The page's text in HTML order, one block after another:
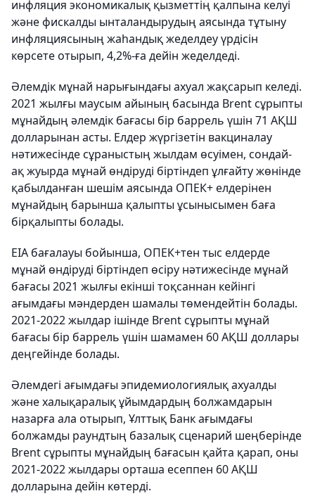
инфляция экономикалық қызметтің қалпына келуі
және фискалды ынталандырудың аясында тұтыну
инфляциясының жаһандық жеделдеу үрдісін
көрсете отырып, 4,2%-ға дейін жеделдеді.
Әлемдік мұнай нарығындағы ахуал жақсарып келеді.
2021 жылғы маусым айының басында Brent сұрыпты
мұнайдың әлемдік бағасы бір баррель үшін 71 АҚШ
долларынан асты. Елдер жүргізетін вакциналау
нәтижесінде сұраныстың жылдам өсуімен, сондай-
ақ жуырда мұнай өндіруді біртіндеп ұлғайту жөнінде
қабылданған шешім аясында ОПЕК+ елдерінен
мұнайдың барынша қалыпты ұсынысымен баға
бірқалыпты болады.
EIA бағалауы бойынша, ОПЕК+тен тыс елдерде
мұнай өндіруді біртіндеп өсіру нәтижесінде мұнай
бағасы 2021 жылғы екінші тоқсаннан кейінгі
ағымдағы мәндерден шамалы төмендейтін болады.
2021-2022 жылдар ішінде Brent сұрыпты мұнай
бағасы бір баррель үшін шамамен 60 АҚШ доллары
деңгейінде болады.
Әлемдегі ағымдағы эпидемиологиялық ахуалды
және халықаралық ұйымдардың болжамдарын
назарға ала отырып, Ұлттық Банк ағымдағы
болжамды раундтың базалық сценарий шеңберінде
Brent сұрыпты мұнайдың бағасын қайта қарап, оны
2021-2022 жылдары орташа есеппен 60 АҚШ
долларына дейін көтерді.